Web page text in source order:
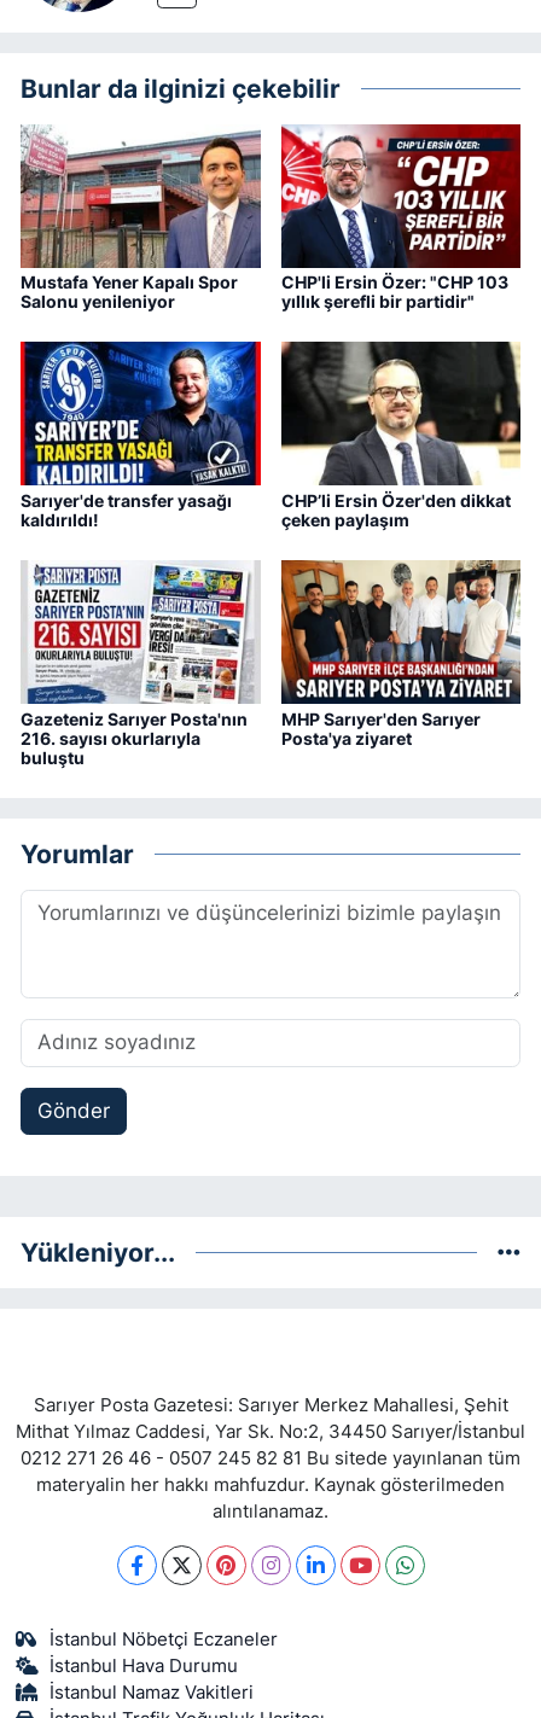
Bunlar da ilginizi çekebilir
Mustafa Yener Kapalı Spor
Salonu yenileniyor
CHP'li Ersin Özer: "CHP 103
yıllık şerefli bir partidir"
Sarıyer'de transfer yasağı
kaldırıldı!
CHP’li Ersin Özer'den dikkat
çeken paylaşım
Gazeteniz Sarıyer Posta'nın
216. sayısı okurlarıyla
buluştu
MHP Sarıyer'den Sarıyer
Posta'ya ziyaret
Yorumlar
Gönder
Yükleniyor...
Sarıyer Posta Gazetesi: Sarıyer Merkez Mahallesi, Şehit
Mithat Yılmaz Caddesi, Yar Sk. No:2, 34450 Sarıyer/İstanbul
0212 271 26 46 - 0507 245 82 81 Bu sitede yayınlanan tüm
materyalin her hakkı mahfuzdur. Kaynak gösterilmeden
alıntılanamaz.
İstanbul Nöbetçi Eczaneler
İstanbul Hava Durumu
İstanbul Namaz Vakitleri